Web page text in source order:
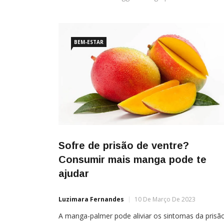
BEM-ESTAR
Sofre de prisão de ventre?
Consumir mais manga pode te
ajudar
Luzimara Fernandes 10 De Março De 2023
A manga-palmer pode aliviar os sintomas da